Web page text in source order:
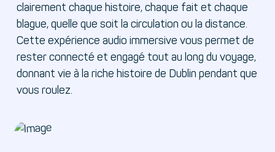
clairement chaque histoire, chaque fait et chaque
blague, quelle que soit la circulation ou la distance.
Cette expérience audio immersive vous permet de
rester connecté et engagé tout au long du voyage,
donnant vie à la riche histoire de Dublin pendant que
vous roulez.